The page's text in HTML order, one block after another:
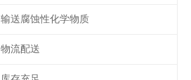
输送腐蚀性化学物质
物流配送